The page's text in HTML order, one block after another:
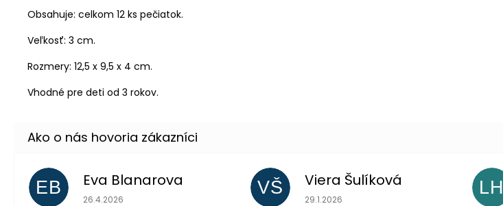
Obsahuje: celkom 12 ks pečiatok.
Veľkosť: 3 cm.
Rozmery: 12,5 x 9,5 x 4 cm.
Vhodné pre deti od 3 rokov.
EB Eva Blanarova
Hodnotenie obchodu je 5 z 5 hviezdičiek.
26.4.2026
VŠ Viera Šulíková
Hodnotenie obchodu je 5 z 5 hviezdičiek.
29.1.2026
LH